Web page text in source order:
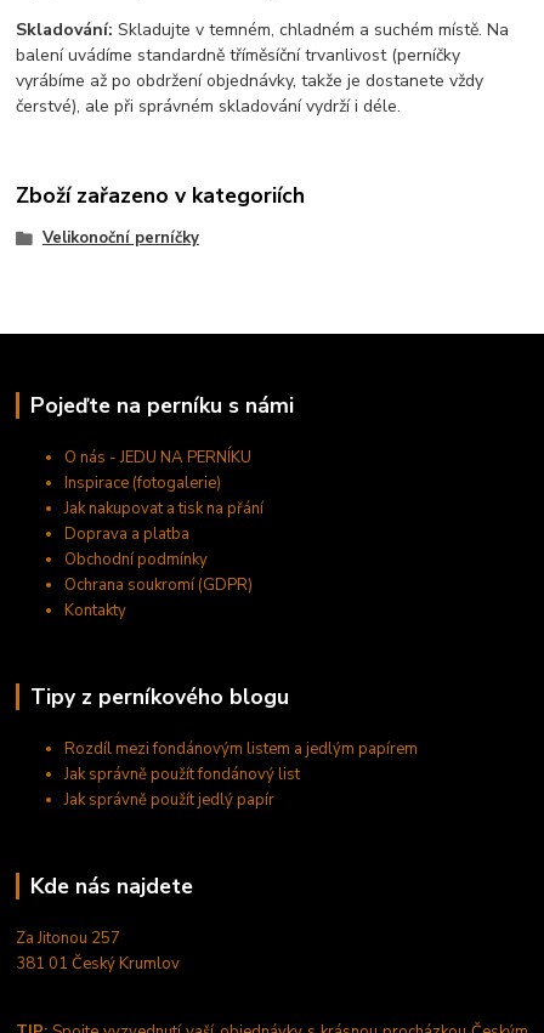
Skladování: Skladujte v temném, chladném a suchém místě. Na
balení uvádíme standardně tříměsíční trvanlivost (perníčky
vyrábíme až po obdržení objednávky, takže je dostanete vždy
čerstvé), ale při správném skladování vydrží i déle.
Zboží zařazeno v kategoriích
Velikonoční perníčky
Pojeďte na perníku s námi
O nás - JEDU NA PERNÍKU
Inspirace (fotogalerie)
Jak nakupovat a tisk na přání
Doprava a platba
Obchodní podmínky
Ochrana soukromí (GDPR)
Kontakty
Tipy z perníkového blogu
Rozdíl mezi fondánovým listem a jedlým papírem
Jak správně použít fondánový list
Jak správně použít jedlý papír
Kde nás najdete
Za Jitonou 257
381 01 Český Krumlov